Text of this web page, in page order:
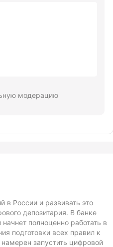
модерацию
России и развивать это
депозитария. В банке
полноценно работать в
подготовки всех правил к
запустить цифровой